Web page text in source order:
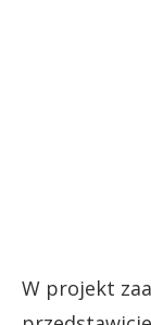
W projekt